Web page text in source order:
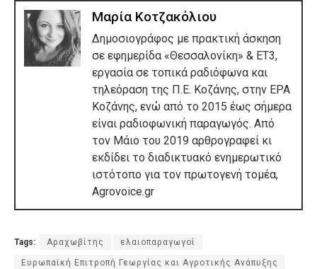
Μαρία Κοτζακόλιου
Δημοσιογράφος με πρακτική άσκηση
σε εφημερίδα «Θεσσαλονίκη» & ΕΤ3,
εργασία σε τοπικά ραδιόφωνα και
τηλεόραση της Π.Ε. Κοζάνης, στην ΕΡΑ
Κοζάνης, ενώ από το 2015 έως σήμερα
είναι ραδιοφωνική παραγωγός. Από
τον Μάιο του 2019 αρθρογραφεί κι
εκδίδει το διαδικτυακό ενημερωτικό
ιστότοπο για τον πρωτογενή τομέα,
Agrovoice.gr
Tags: Αραχωβίτης ελαιοπαραγωγοί
Ευρωπαϊκή Επιτροπή Γεωργίας και Αγροτικής Ανάπυξης